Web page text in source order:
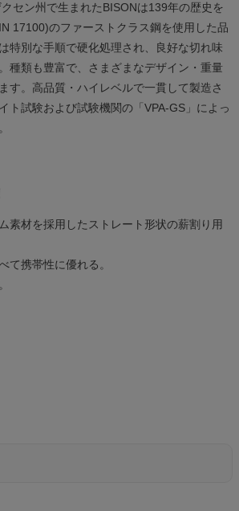
セン州で生まれたBISONは139年の歴史を
17100)のファーストクラス鋼を使用した品
特別な手順で硬化処理され、良好な切れ味
種類も豊富で、さまざまなデザイン・重量
す。高品質・ハイレベルで一貫して製造さ
ト試験および試験機関の「VPA-GS」によっ
素材を採用したストレート形状の薪割り用
て携帯性に優れる。